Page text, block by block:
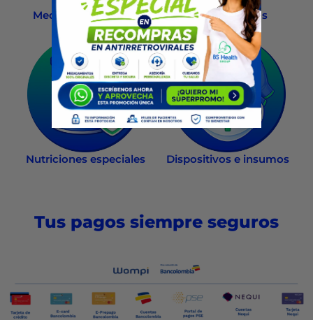
Medicamentos OTC Homeopáticos
Nutriciones especiales Dispositivos e insumos
Tus pagos siempre seguros